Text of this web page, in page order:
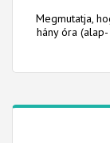
Megmutatja,
hány óra